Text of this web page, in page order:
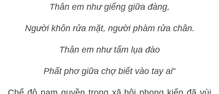
Thân em như giếng giữa đàng,
Người khôn rửa mặt, người phàm rửa chân.
Thân em như tấm lụa đào
Phất phơ giữa chợ biết vào tay ai"